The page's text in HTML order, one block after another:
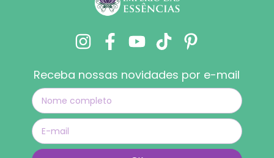
Receba nossas novidades por e-mail